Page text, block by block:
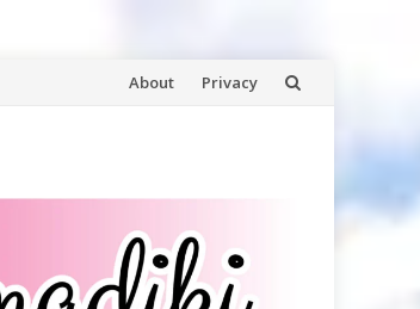
Skip
About Privacy